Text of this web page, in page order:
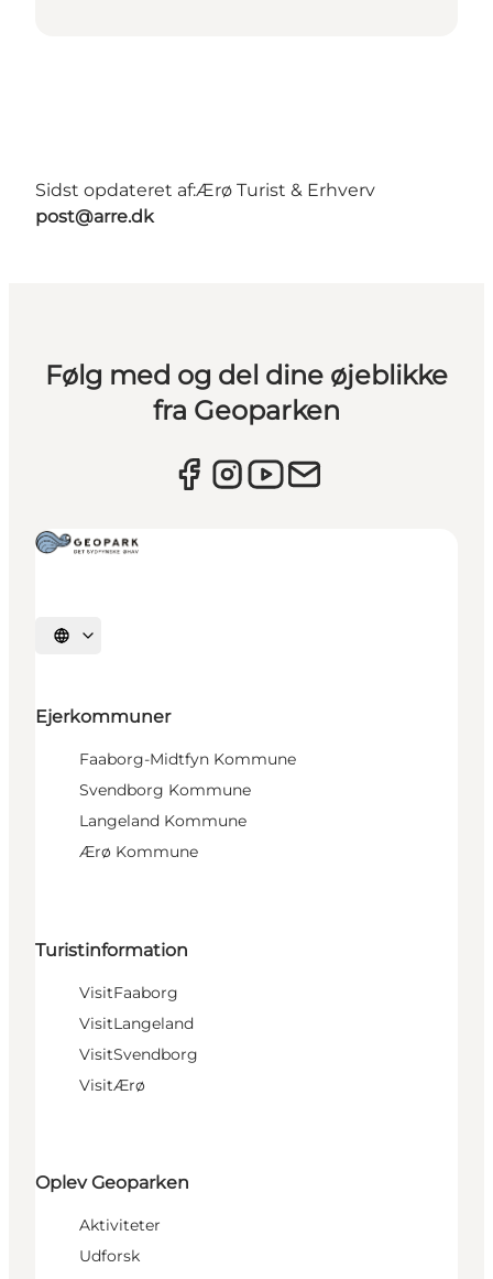
Sidst opdateret af:Ærø Turist & Erhverv
post@arre.dk
Følg med og del dine øjeblikke
fra Geoparken
Vælg sprog
Ejerkommuner
Faaborg-Midtfyn Kommune
Svendborg Kommune
Langeland Kommune
Ærø Kommune
Turistinformation
VisitFaaborg
VisitLangeland
VisitSvendborg
VisitÆrø
Oplev Geoparken
Aktiviteter
Udforsk